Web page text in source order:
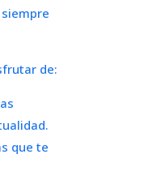
de:
que te